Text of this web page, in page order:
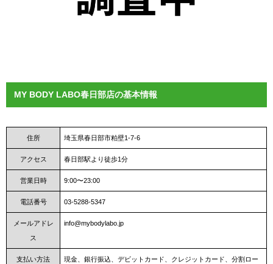
MY BODY LABO春日部店の基本情報
住所 埼玉県春日部市粕壁1-7-6
アクセス 春日部駅より徒歩1分
営業日時 9:00〜23:00
電話番号 03-5288-5347
メールアドレ
ス
info@mybodylabo.jp
支払い方法
現金、銀行振込、デビットカード、クレジットカード、分割ロー